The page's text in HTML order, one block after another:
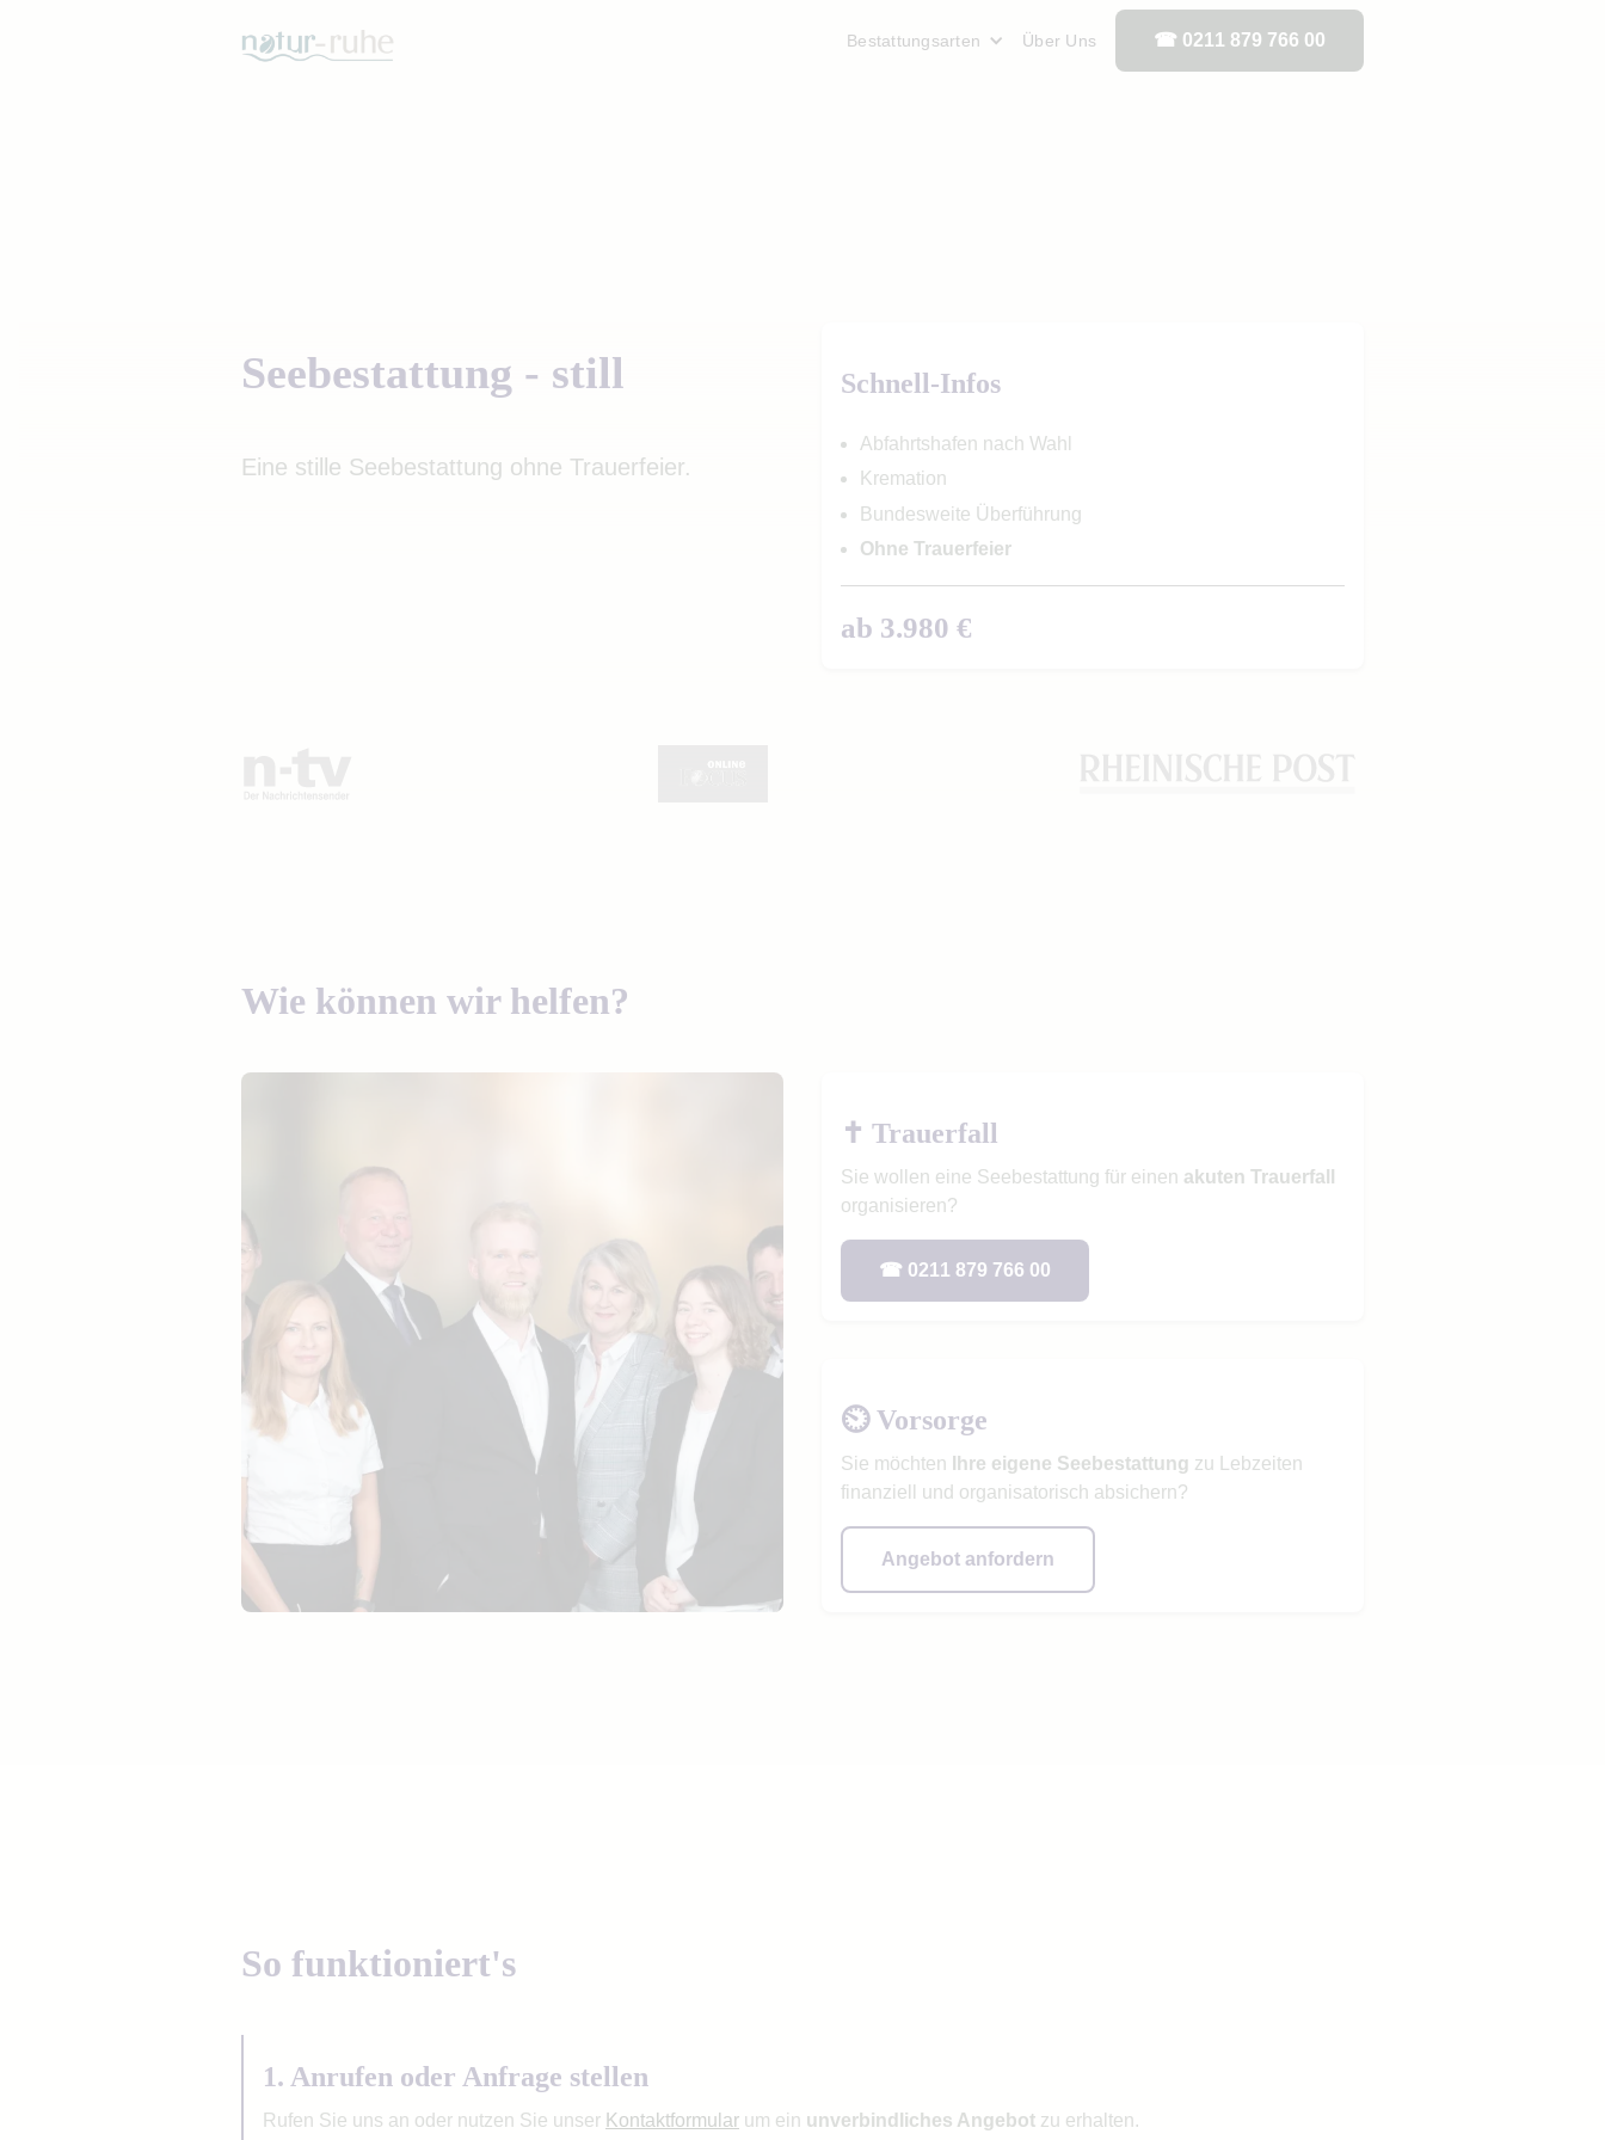
Bestattungsarten Über Uns ☎ 0211 879 766 00
Seebestattung - still
Eine stille Seebestattung ohne Trauerfeier.
Schnell-Infos
Abfahrtshafen nach Wahl
Kremation
Bundesweite Überführung
Ohne Trauerfeier
ab 3.980 €
Wie können wir helfen?
✝ Trauerfall
Sie wollen eine Seebestattung für einen akuten Trauerfall
organisieren?
☎ 0211 879 766 00
⏲ Vorsorge
Sie möchten Ihre eigene Seebestattung zu Lebzeiten
finanziell und organisatorisch absichern?
Angebot anfordern
So funktioniert's
1. Anrufen oder Anfrage stellen
Rufen Sie uns an oder nutzen Sie unser Kontaktformular um ein unverbindliches Angebot zu erhalten.